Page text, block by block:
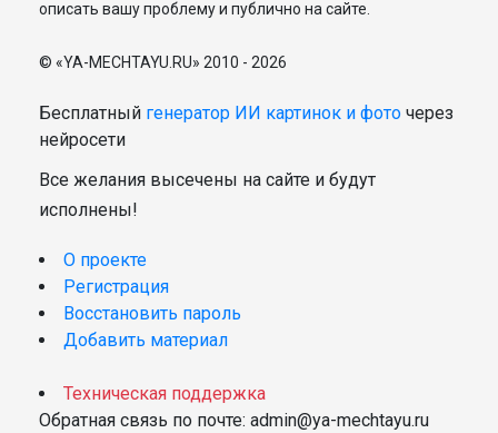
описать вашу проблему и публично на сайте.
© «YA-MECHTAYU.RU» 2010 - 2026
Бесплатный генератор ИИ картинок и фото через
нейросети
Все желания высечены на сайте и будут
исполнены!
О проекте
Регистрация
Восстановить пароль
Добавить материал
Техническая поддержка
Обратная связь по почте: admin@ya-mechtayu.ru